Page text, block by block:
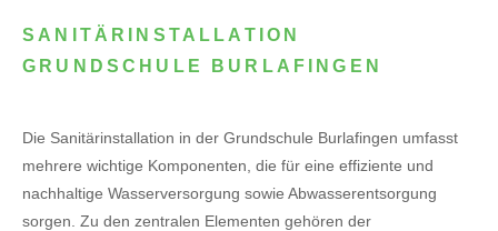
SANITÄRINSTALLATION
GRUNDSCHULE BURLAFINGEN
Die Sanitärinstallation in der Grundschule Burlafingen umfasst
mehrere wichtige Komponenten, die für eine effiziente und
nachhaltige Wasserversorgung sowie Abwasserentsorgung
sorgen. Zu den zentralen Elementen gehören der